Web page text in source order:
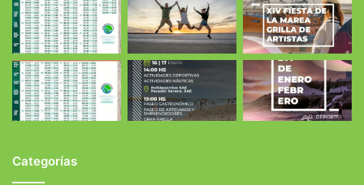
Categorías